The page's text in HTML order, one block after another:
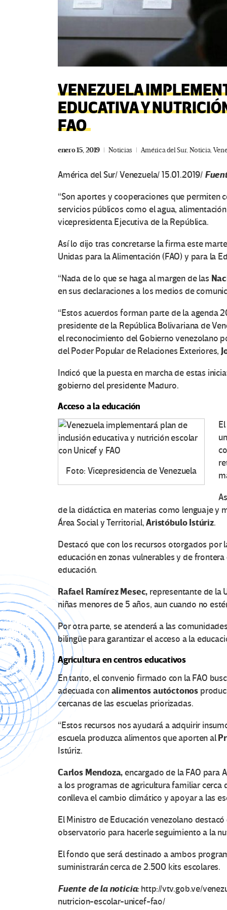
VENEZUELA
EDUCATIVA Y
FAO
enero 15, 2019 Noticias América del Sur,Noticia,
América del Sur/ Venezuela/ 15.01.2019/
“Son aportes y cooperaciones que permiten
servicios públicos como el agua,
vicepresidenta Ejecutiva de la República.
Así lo dijo tras concretarse la firma este
Unidas para la Alimentación (FAO) y para la
“Nada de lo que se haga al margen de las
en sus declaraciones a los medios de
“Estos acuerdos forman parte de la agenda
presidente de la República Bolivariana de
el reconocimiento del Gobierno venezolano
del Poder Popular de Relaciones Exteriores,
Indicó que la puesta en marcha de estas
gobierno del presidente Maduro.
Acceso a la educación
Foto: Vicepresidencia de Venezuela
de la didáctica en materias como lenguaje y
Área Social y Territorial,Aristóbulo Istúriz.
Destacó que con los recursos otorgados
educación en zonas vulnerables y de
educación.
Rafael Ramírez Mesec, representante de la
niñas menores de 5 años, aun cuando no
Por otra parte, se atenderá a las
bilingüe para garantizar el acceso a la
Agricultura en centros educativos
En tanto, el convenio firmado con la FAO
adecuada conalimentos autóctonos
cercanas de las escuelas priorizadas.
“Estos recursos nos ayudará a adquirir
escuela produzca alimentos que aporten al
Istúriz.
Carlos Mendoza,encargado de la FAO para
a los programas de agricultura familiar cerca
conlleva el cambio climático y apoyar a las
El Ministro de Educación venezolano
observatorio para hacerle seguimiento a la
El fondo que será destinado a ambos
suministrarán cerca de 2.500 kits escolares.
Fuente de la noticia:http://vtv.gob.ve/
nutricion-escolar-unicef-fao/